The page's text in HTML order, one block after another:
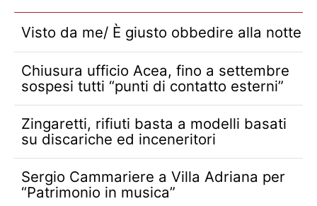
Visto da me/ È giusto obbedire alla notte
Chiusura ufficio Acea, fino a settembre
sospesi tutti “punti di contatto esterni”
Zingaretti, rifiuti basta a modelli basati
su discariche ed inceneritori
Sergio Cammariere a Villa Adriana per
“Patrimonio in musica”